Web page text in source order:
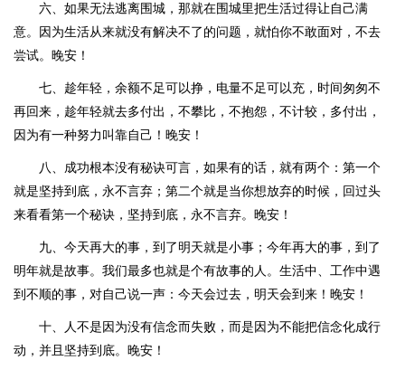
六、如果无法逃离围城，那就在围城里把生活过得让自己满
意。因为生活从来就没有解决不了的问题，就怕你不敢面对，不去
尝试。晚安！
七、趁年轻，余额不足可以挣，电量不足可以充，时间匆匆不
再回来，趁年轻就去多付出，不攀比，不抱怨，不计较，多付出，
因为有一种努力叫靠自己！晚安！
八、成功根本没有秘诀可言，如果有的话，就有两个：第一个
就是坚持到底，永不言弃；第二个就是当你想放弃的时候，回过头
来看看第一个秘诀，坚持到底，永不言弃。晚安！
九、今天再大的事，到了明天就是小事；今年再大的事，到了
明年就是故事。我们最多也就是个有故事的人。生活中、工作中遇
到不顺的事，对自己说一声：今天会过去，明天会到来！晚安！
十、人不是因为没有信念而失败，而是因为不能把信念化成行
动，并且坚持到底。晚安！